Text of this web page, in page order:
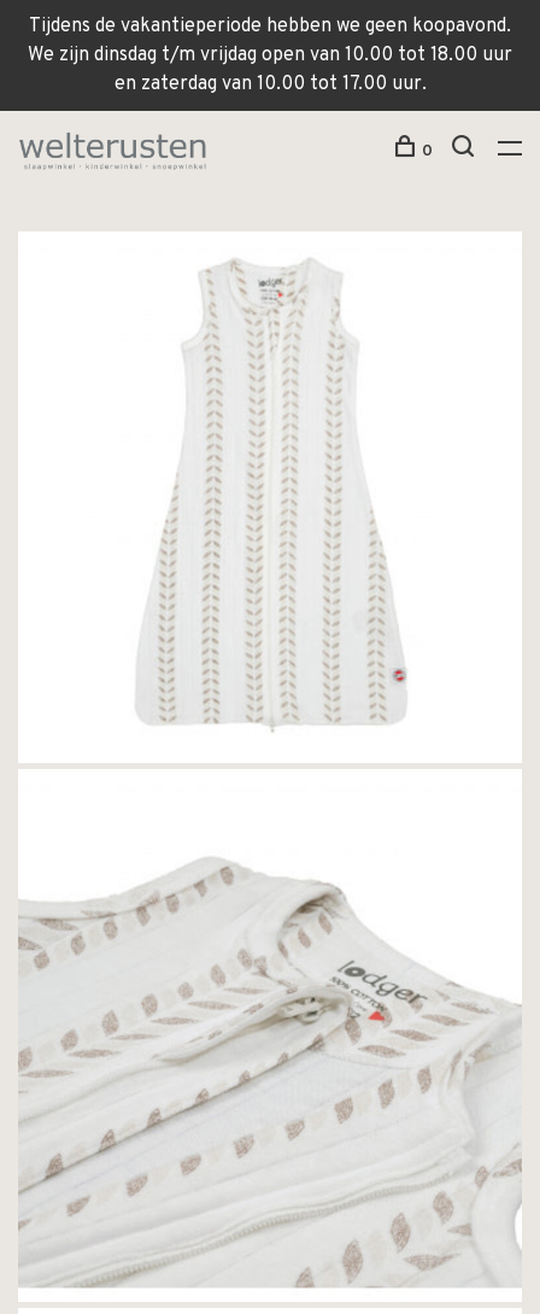
Tijdens de vakantieperiode hebben we geen koopavond.
We zijn dinsdag t/m vrijdag open van 10.00 tot 18.00 uur
en zaterdag van 10.00 tot 17.00 uur.
0